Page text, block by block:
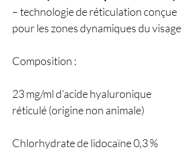
– technologie de réticulation conçue
pour les zones dynamiques du visage
Composition :
23 mg/ml d’acide hyaluronique
réticulé (origine non animale)
Chlorhydrate de lidocaïne 0,3 %